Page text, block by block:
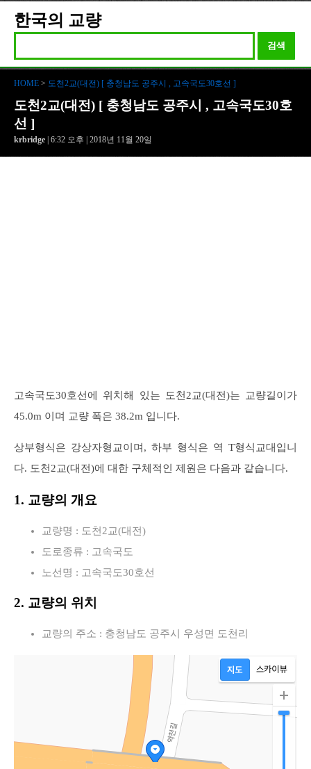
한국의 교량
검색
HOME > 도천2교(대전) [ 충청남도 공주시 , 고속국도30호선 ]
도천2교(대전) [ 충청남도 공주시 , 고속국도30호
선 ]
krbridge | 6:32 오후 | 2018년 11월 20일
고속국도30호선에 위치해 있는 도천2교(대전)는 교량길이가
45.0m 이며 교량 폭은 38.2m 입니다.
상부형식은 강상자형교이며, 하부 형식은 역 T형식교대입니
다. 도천2교(대전)에 대한 구체적인 제원은 다음과 같습니다.
1. 교량의 개요
교량명 : 도천2교(대전)
도로종류 : 고속국도
노선명 : 고속국도30호선
2. 교량의 위치
교량의 주소 : 충청남도 공주시 우성면 도천리